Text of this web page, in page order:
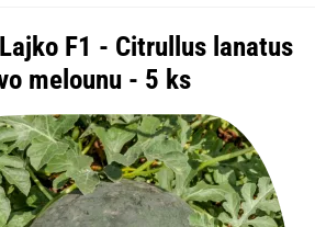
F1 - Citrullus lanatus
melounu - 5 ks